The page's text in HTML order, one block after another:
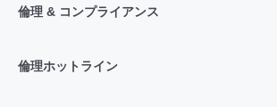
倫理 & コンプライアンス
倫理ホットライン